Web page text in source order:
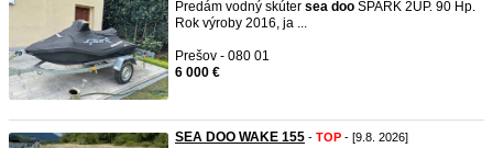
Predám vodný skúter sea doo SPARK 2UP. 90 Hp.
Rok výroby 2016, ja ...
Prešov - 080 01
6 000 €
SEA DOO WAKE 155 - TOP - [9.8. 2026]